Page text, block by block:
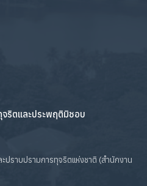
จริตและประพฤติมิชอบ
ราบปรามการทุจริตแห่งชาติ (สำนักงาน